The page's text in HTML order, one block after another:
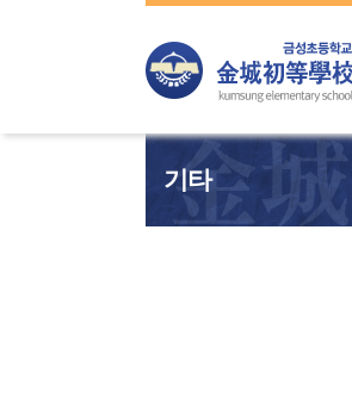
하위분류 하위분류 하위분류
기타